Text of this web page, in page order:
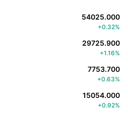
54025.000
+0.32%
29725.900
+1.16%
7753.700
+0.63%
15054.000
+0.92%